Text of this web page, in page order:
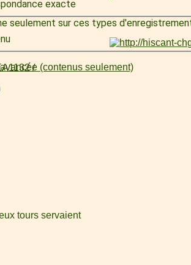
exacte
seulement sur ces types
(contenus seulement)
/
tours servaient